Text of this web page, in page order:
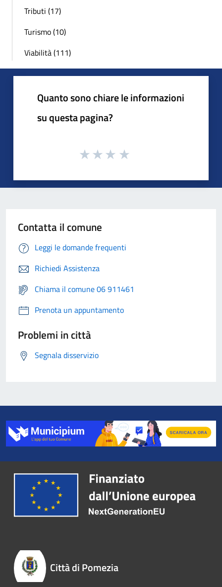
Tributi (17)
Turismo (10)
Viabilità (111)
Quanto sono chiare le informazioni
su questa pagina?
Contatta il comune
Leggi le domande frequenti
Richiedi Assistenza
Chiama il comune 06 911461
Prenota un appuntamento
Problemi in città
Segnala disservizio
Città di Pomezia